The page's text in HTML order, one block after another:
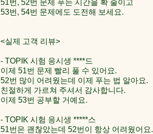
51번, 52번 문제 푸는 시간을 확 줄이고
53번, 54번 문제에도 도전해 보세요.
<실제 고객 리뷰>
- TOPIK 시험 응시생 ****드
이제 51번 문제 빨리 풀 수 있어요.
52번 많이 어려웠는데 이제 푸는 법 알아요.
친절하게 가르쳐 주셔서 감사합니다.
이제 53번 공부할 거예요.
- TOPIK 시험 응시생 *****스
51번은 괜찮았는데 52번이 항상 어려웠어요.